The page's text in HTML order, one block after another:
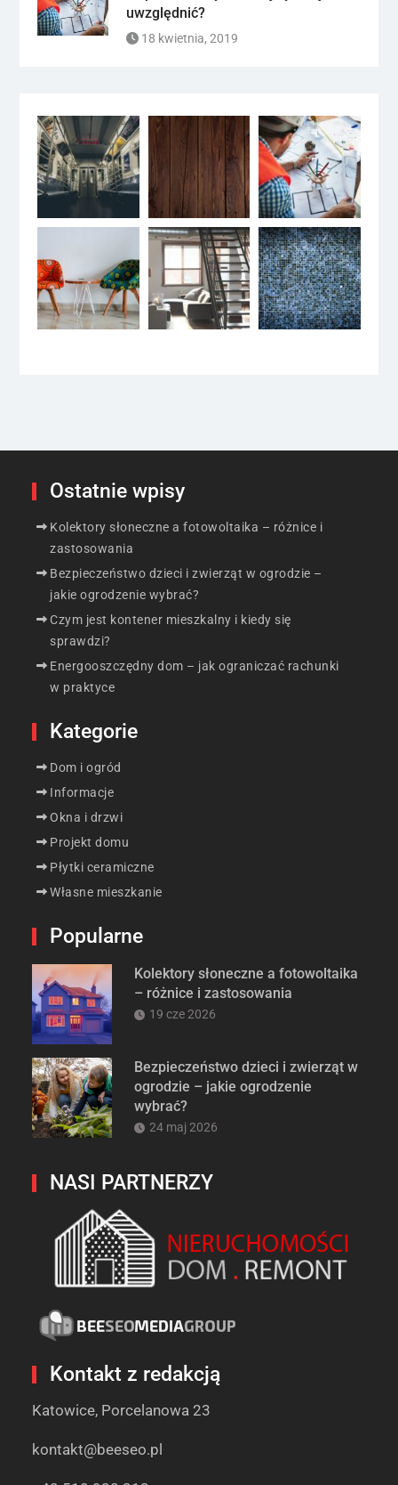
uwzględnić?
18 kwietnia, 2019
Ostatnie wpisy
Kolektory słoneczne a fotowoltaika – różnice i
zastosowania
Bezpieczeństwo dzieci i zwierząt w ogrodzie –
jakie ogrodzenie wybrać?
Czym jest kontener mieszkalny i kiedy się
sprawdzi?
Energooszczędny dom – jak ograniczać rachunki
w praktyce
Kategorie
Dom i ogród
Informacje
Okna i drzwi
Projekt domu
Płytki ceramiczne
Własne mieszkanie
Popularne
Kolektory słoneczne a fotowoltaika
– różnice i zastosowania
19 cze 2026
Bezpieczeństwo dzieci i zwierząt w
ogrodzie – jakie ogrodzenie
wybrać?
24 maj 2026
NASI PARTNERZY
Kontakt z redakcją
Katowice, Porcelanowa 23
kontakt@beeseo.pl